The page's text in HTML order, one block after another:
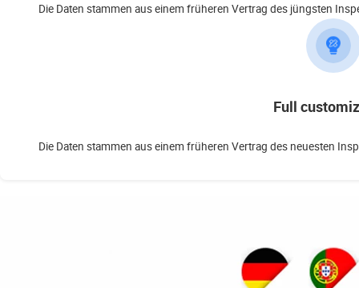
Die Daten stammen aus einem früheren Vertrag des jüngsten
Full
Die Daten stammen aus einem früheren Vertrag des neuesten